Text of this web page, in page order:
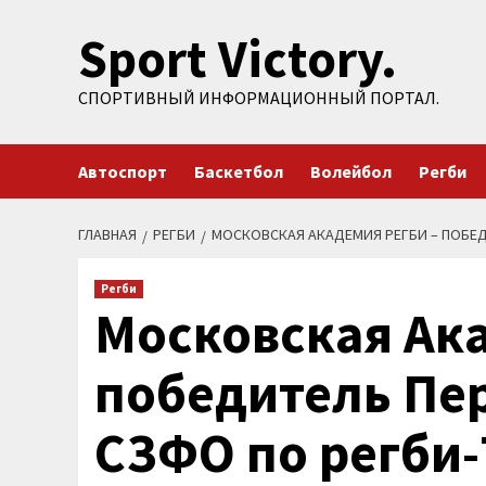
содержимомуSport Victory.
СПОРТИВНЫЙ ИНФОРМАЦИОННЫЙ ПОРТАЛ.
Автоспорт Баскетбол Волейбол Регби
ГЛАВНАЯ РЕГБИ МОСКОВСКАЯ АКАДЕМИЯ РЕГБИ –
Регби
Московская
победитель
СЗФО по